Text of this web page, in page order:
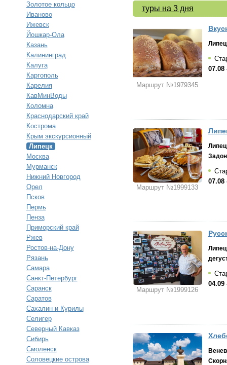
Золотое кольцо
Иваново
Ижевск
Йошкар-Ола
Казань
Калининград
Калуга
Каргополь
Карелия
КавМинВоды
Коломна
Краснодарский край
Кострома
Крым экскурсионный
Липецк
Москва
Мурманск
Нижний Новгород
Орел
Псков
Пермь
Пенза
Приморский край
Ржев
Ростов-на-Дону
Рязань
Самара
Санкт-Петербург
Саранск
Саратов
Сахалин и Курилы
Селигер
Северный Кавказ
Сибирь
Смоленск
Соловецкие острова
туры на 3 дня
Маршрут №1979345
07.08
Маршрут №1999133
07.08
Маршрут №1999126
04.09
Венев